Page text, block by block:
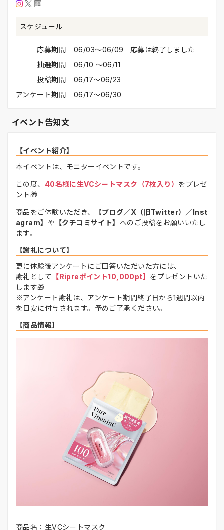
スケジュール
応募期間
06/03〜06/09 応募は終了しました
抽選期間
06/10 〜06/11
投稿期間
06/17〜06/23
アンケート期間
06/17〜06/30
イベント告知文
【イベント紹介】
本イベントは、モニターイベントです。
この度、 40名様に生VCシートマスク（7枚入り） をプレゼ
ント🎁
商品をご体験いただき、
【ブログ／X（旧Twitter）／Inst
agram】 や 【クチコミサイト】 へのご投稿をお願いいたし
ます。
【謝礼について】
更に体験後アンケートにご回答いただいた方には、
謝礼として
【Ripreポイント10,000pt】 をプレゼントいた
します🎁
※アンケート謝礼は、アンケート期間終了日から1週間以内
を目安に付与されます。予めご了承ください。
【商品情報】
商品名：生VCシートマスク